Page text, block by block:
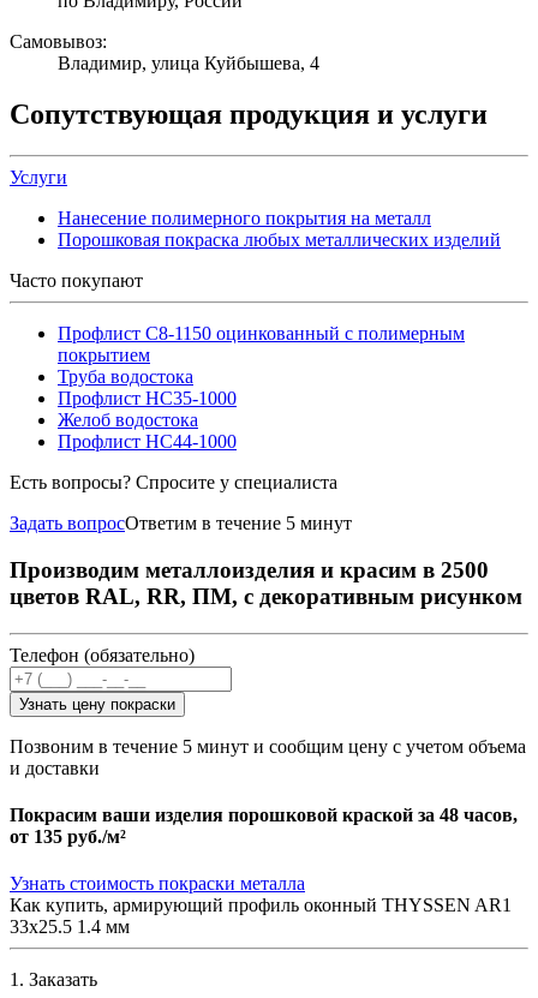
Самовывоз:
Владимир, улица Куйбышева, 4
Сопутствующая продукция и услуги
Услуги
Нанесение полимерного покрытия на металл
Порошковая покраска любых металлических изделий
Часто покупают
Профлист С8-1150 оцинкованный с полимерным
покрытием
Труба водостока
Профлист НС35-1000
Желоб водостока
Профлист НС44-1000
Есть вопросы? Спросите у специалиста
Задать вопросОтветим в течение 5 минут
Производим металлоизделия и красим в 2500
цветов RAL, RR, ПМ, с декоративным рисунком
Телефон (обязательно)
Узнать цену покраски
Позвоним в течение 5 минут и сообщим цену с учетом объема
и доставки
Покрасим ваши изделия порошковой краской за 48 часов,
от 135 руб./м²
Узнать стоимость покраски металла
Как купить, армирующий профиль оконный THYSSEN AR1
33х25.5 1.4 мм
1. Заказать